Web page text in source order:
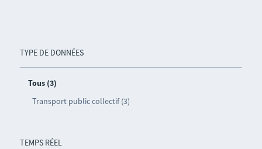
TYPE DE DONNÉES
Tous (3)
Transport public collectif (3)
TEMPS RÉEL